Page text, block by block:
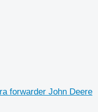
forwarder John Deere